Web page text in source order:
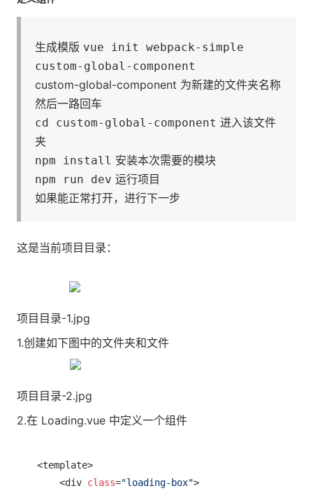
生成模版 vue init webpack-simple
custom-global-component
custom-global-component 为新建的文件夹名称
然后一路回车
cd custom-global-component 进入该文件
夹
npm install 安装本次需要的模块
npm run dev 运行项目
如果能正常打开，进行下一步
这是当前项目目录：
项目目录-1.jpg
1.创建如下图中的文件夹和文件
项目目录-2.jpg
2.在 Loading.vue 中定义一个组件
<template>
    <div
class="loading-box">